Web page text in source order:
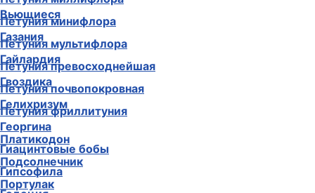
Петуния минифлора
Петуния мультифлора
Петуния превосходнейшая
Петуния почвопокровная
Петуния фриллитуния
Платикодон
Подсолнечник
Портулак
Вьющиеся
Газания
Гайлардия
Гвоздика
Гелихризум
Георгина
Гиацинтовые бобы
Гипсофила